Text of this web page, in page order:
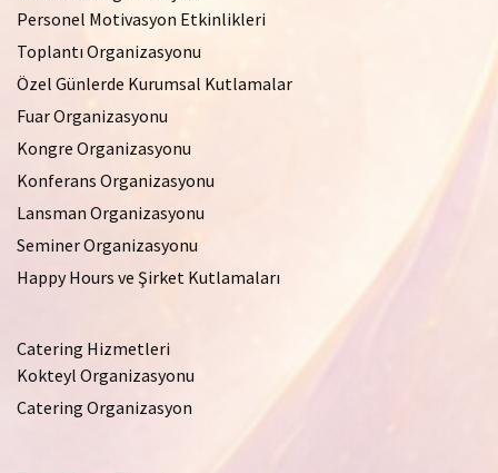
Personel Motivasyon Etkinlikleri
Toplantı Organizasyonu
Özel Günlerde Kurumsal Kutlamalar
Fuar Organizasyonu
Kongre Organizasyonu
Konferans Organizasyonu
Lansman Organizasyonu
Seminer Organizasyonu
Happy Hours ve Şirket Kutlamaları
Catering Hizmetleri
Kokteyl Organizasyonu
Catering Organizasyon